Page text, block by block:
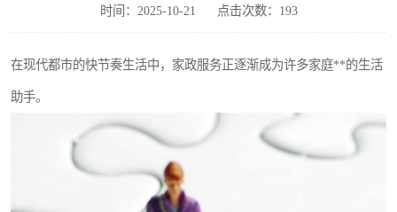
时间：2025-10-21 点击次数：193
在现代都市的快节奏生活中，家政服务正逐渐成为许多家庭**的生活
助手。